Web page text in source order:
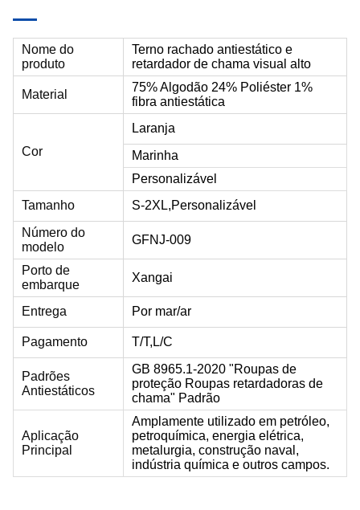
Nome do
produto
Terno rachado antiestático e
retardador de chama visual alto
Material
75% Algodão 24% Poliéster 1%
fibra antiestática
Cor
Laranja
Marinha
Personalizável
Tamanho
S-2XL,Personalizável
Número do
modelo
GFNJ-009
Porto de
embarque
Xangai
Entrega Por mar/ar
Pagamento T/T,L/C
Padrões
Antiestáticos
GB 8965.1-2020 "Roupas de
proteção Roupas retardadoras de
chama" Padrão
Aplicação
Principal
Amplamente utilizado em petróleo,
petroquímica, energia elétrica,
metalurgia, construção naval,
indústria química e outros campos.